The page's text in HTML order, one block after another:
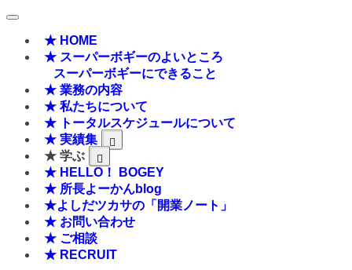
★ HOME
★ スーパーボギーのよいところ
スーパーボギーにできること
★ 業務の内容
★ 私たちについて
★ トータルスケジュールについて
★ 実績集
★ 学ぶ
★ HELLO！ BOGEY
★ 所長よーかんblog
★よしだツカサの「開業ノート」
★ お問い合わせ
★ ご相談
★ RECRUIT